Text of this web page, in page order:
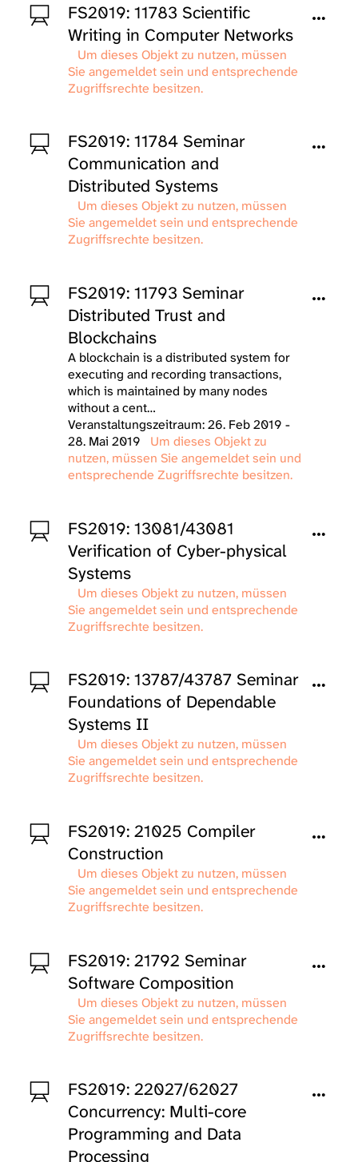
FS2019: 11783 Scientific
Writing in Computer Networks
Um dieses Objekt zu nutzen, müssen
Sie angemeldet sein und entsprechende
Zugriffsrechte besitzen.
FS2019: 11784 Seminar
Communication and
Distributed Systems
Um dieses Objekt zu nutzen, müssen
Sie angemeldet sein und entsprechende
Zugriffsrechte besitzen.
FS2019: 11793 Seminar
Distributed Trust and
Blockchains
A blockchain is a distributed system for
executing and recording transactions,
which is maintained by many nodes
without a cent…
Veranstaltungszeitraum: 26. Feb 2019 -
28. Mai 2019
Um dieses Objekt zu
nutzen, müssen Sie angemeldet sein und
entsprechende Zugriffsrechte besitzen.
FS2019: 13081/43081
Verification of Cyber-physical
Systems
Um dieses Objekt zu nutzen, müssen
Sie angemeldet sein und entsprechende
Zugriffsrechte besitzen.
FS2019: 13787/43787 Seminar
Foundations of Dependable
Systems II
Um dieses Objekt zu nutzen, müssen
Sie angemeldet sein und entsprechende
Zugriffsrechte besitzen.
FS2019: 21025 Compiler
Construction
Um dieses Objekt zu nutzen, müssen
Sie angemeldet sein und entsprechende
Zugriffsrechte besitzen.
FS2019: 21792 Seminar
Software Composition
Um dieses Objekt zu nutzen, müssen
Sie angemeldet sein und entsprechende
Zugriffsrechte besitzen.
FS2019: 22027/62027
Concurrency: Multi-core
Programming and Data
Processing